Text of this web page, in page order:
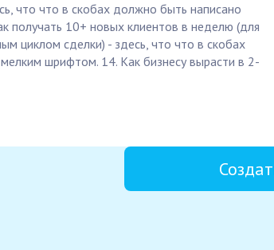
что что в скобах должно быть написано
получать 10+ новых клиентов в неделю (для
циклом сделки) - здесь, что что в скобах
шрифтом. 14. Как бизнесу вырасти в 2-